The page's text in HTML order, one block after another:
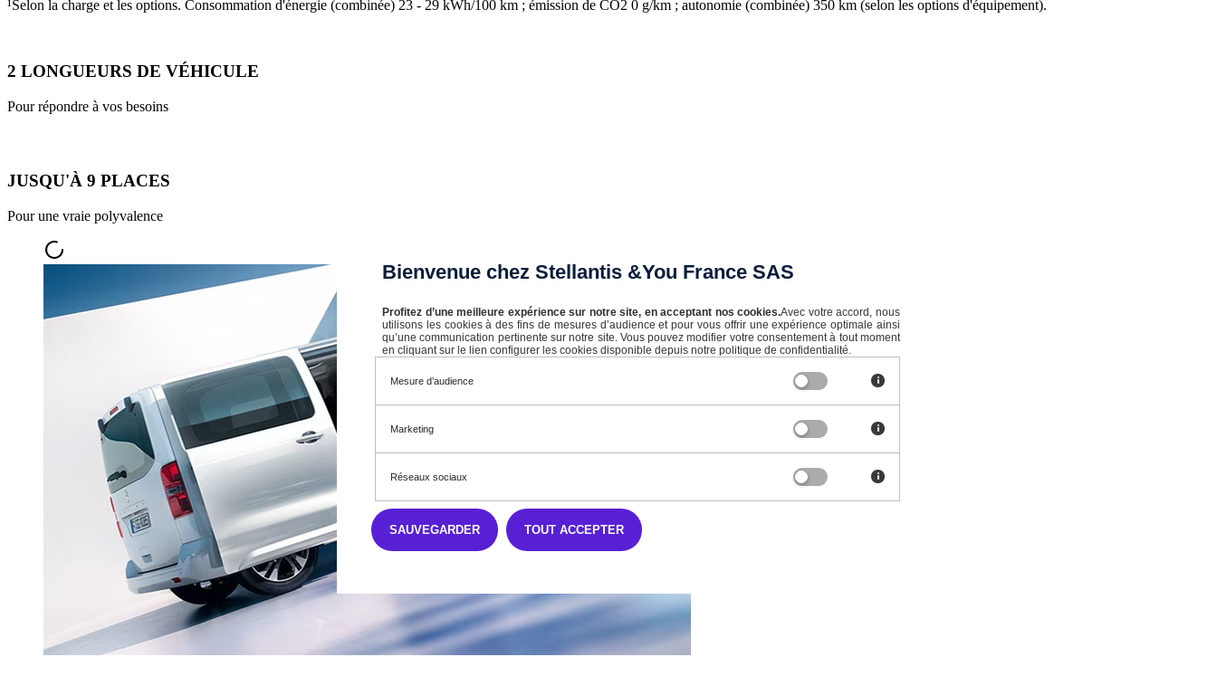
¹Selon la charge et les options. Consommation d'énergie (combinée) 23 - 29 kWh/100 km ; émission de CO2 0 g/km ; autonomie (combinée) 350 km (selon les options d'équipement).
2 LONGUEURS DE VÉHICULE
Pour répondre à vos besoins
JUSQU'À 9 PLACES
Pour une vraie polyvalence
Bienvenue chez Stellantis &You France SAS
Profitez d’une meilleure expérience sur notre site, en acceptant nos cookies.Avec votre accord, nous
utilisons les cookies à des fins de mesures d’audience et pour vous offrir une expérience optimale ainsi
qu’une communication pertinente sur notre site. Vous pouvez modifier votre consentement à tout moment
en cliquant sur le lien configurer les cookies disponible depuis notre politique de confidentialité.
Mesure d’audience
Marketing
Réseaux sociaux
TOUT ACCEPTER
SAUVEGARDER